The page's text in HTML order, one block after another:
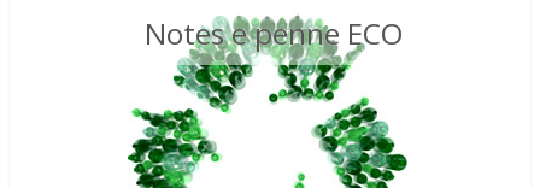
Notes e penne ECO